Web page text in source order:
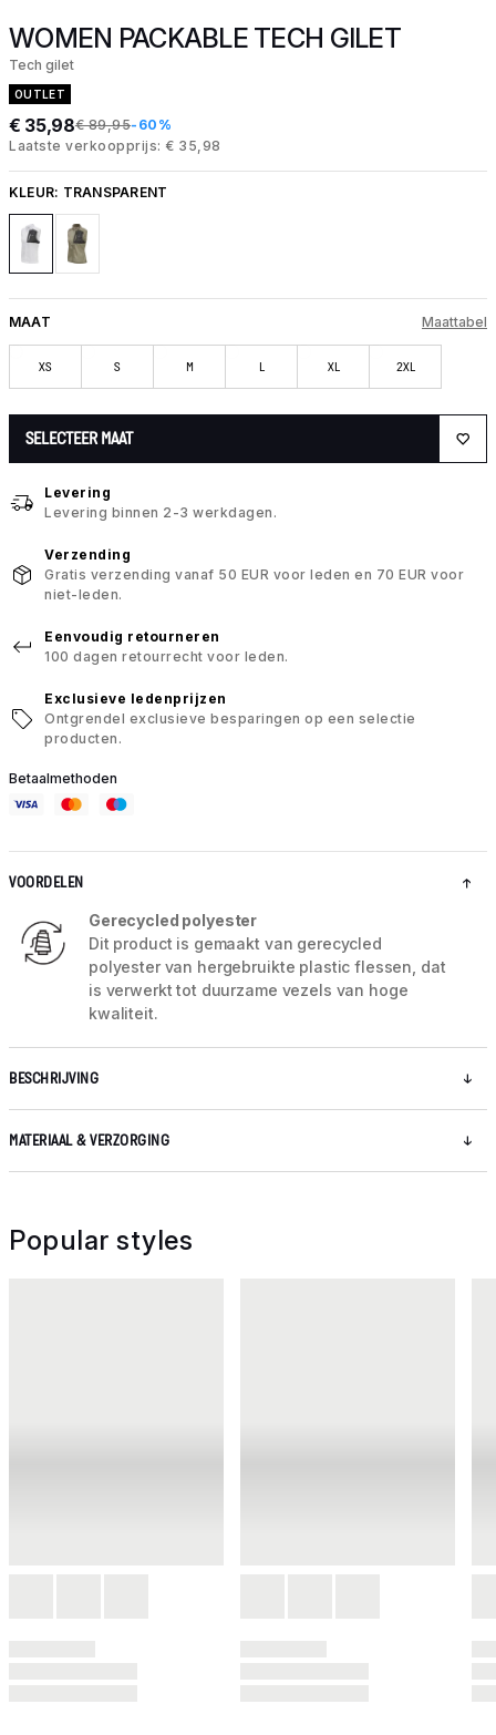
WOMEN PACKABLE TECH GILET
Tech gilet
OUTLET
€ 35,98€ 89,95-60%
Laatste verkoopprijs: € 35,98
KLEUR: TRANSPARENT
MAAT Maattabel
XS S M L XL 2XL
SELECTEER MAAT
Levering
Levering binnen 2-3 werkdagen.
Verzending
Gratis verzending vanaf 50 EUR voor leden en 70 EUR voor
niet-leden.
Eenvoudig retourneren
100 dagen retourrecht voor leden.
Exclusieve ledenprijzen
Ontgrendel exclusieve besparingen op een selectie
producten.
Betaalmethoden
VOORDELEN
Gerecycled polyester
Dit product is gemaakt van gerecycled
polyester van hergebruikte plastic flessen, dat
is verwerkt tot duurzame vezels van hoge
kwaliteit.
BESCHRIJVING
MATERIAAL & VERZORGING
Popular styles